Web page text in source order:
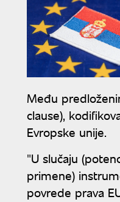
Među
clause),
Evropske unije.
"U slučaju
primene)
povrede prava